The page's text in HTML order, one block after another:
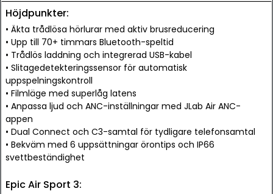
Höjdpunkter:
• Äkta trådlösa hörlurar med aktiv brusreducering
• Upp till 70+ timmars Bluetooth-speltid
• Trådlös laddning och integrerad USB-kabel
• Slitagedetekteringssensor för automatisk
uppspelningskontroll
• Filmläge med superlåg latens
• Anpassa ljud och ANC-inställningar med JLab Air ANC-
appen
• Dual Connect och C3-samtal för tydligare telefonsamtal
• Bekväm med 6 uppsättningar örontips och IP66
svettbeständighet
Epic Air Sport 3: